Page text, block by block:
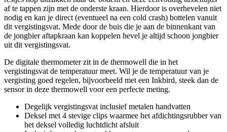
af te tappen zijn met de onderste kraan. Hierdoor is overhevelen niet
nodig en kan je direct (eventueel na een cold crash) bottelen vanuit
dit vergistingsvat. Mede door de buis die je aan de binnenkant van
de jongbier aftapkraan kan koppelen hevel je altijd schoon jongbier
uit dit vergistingsvat.
De digitale thermometer zit in de thermowell die in het
vergistingsvat de temperatuur meet. Wil je de temperatuur van je
vergisting goed regelen, bijvoorbeeld met een Inkbird, steek dan de
sensor in deze thermowell voor een perfecte meting.
Degelijk vergistingsvat inclusief metalen handvatten
Deksel met 4 stevige clips waarmee het afdichtingsrubber van
het deksel volledig luchtdicht afsluit